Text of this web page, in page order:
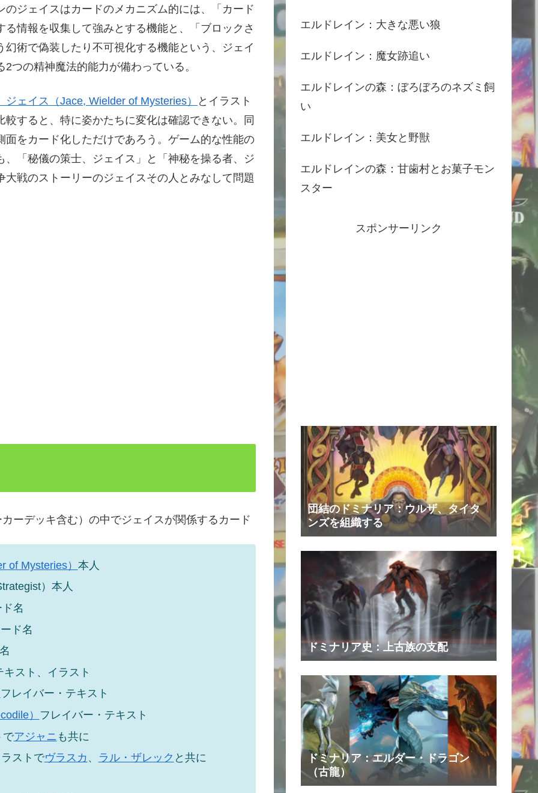
のジェイスはカードのメカニズム的には、「カード
る情報を収集して強みとする機能と、「ブロックさ
幻術で偽装したり不可視化する機能という、ジェイ
2つの精神魔法的能力が備わっている。
ジェイス（Jace, Wielder of Mysteries）
とイラスト
較すると、特に姿かたちに変化は確認できない。同
面をカード化しただけであろう。ゲーム的な性能の
、「秘儀の策士、ジェイス」と「神秘を操る者、ジ
大戦のストーリーのジェイスその人とみなして問題
ーデッキ含む）の中でジェイスが関係するカード
of Mysteries） 本人
）本人
名
ド名
スト、イラスト
フレイバー・テキスト
）
フレイバー・テキスト
でアジャニ も共に
ストでヴラスカ 、 ラル・ザレック と共に
エルドレイン：大きな悪い狼
エルドレイン：魔女跡追い
エルドレインの森：ぼろぼろのネズミ飼
い
エルドレイン：美女と野獣
エルドレインの森：甘歯村とお菓子モン
スター
スポンサーリンク
団結のドミナリア：ウルザ、タイタ
ンズを組織する
ドミナリア史：上古族の支配
ドミナリア：エルダー・ドラゴン
（古龍）